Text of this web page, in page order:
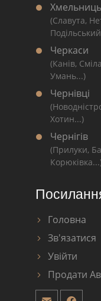
(Славута,
Черкаси
(Канів,
Умань...)
Чернівці
Хотин...)
Чернігів
(Прилуки,
Головна
Зв'язатися
Увійти
Продати